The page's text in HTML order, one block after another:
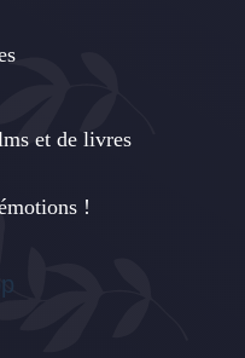
et de livres
!